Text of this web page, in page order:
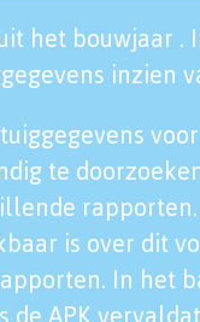
het bouwjaar .
inzien
te
is over dit
In het
de APK